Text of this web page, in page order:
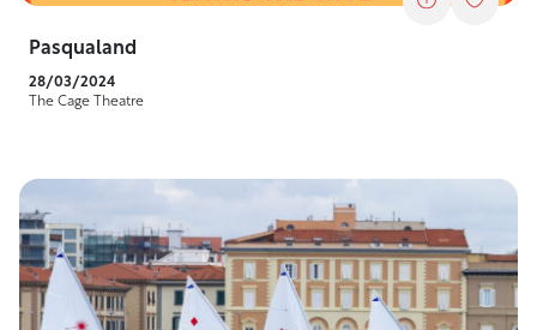
Pasqualand
28/03/2024
The Cage Theatre